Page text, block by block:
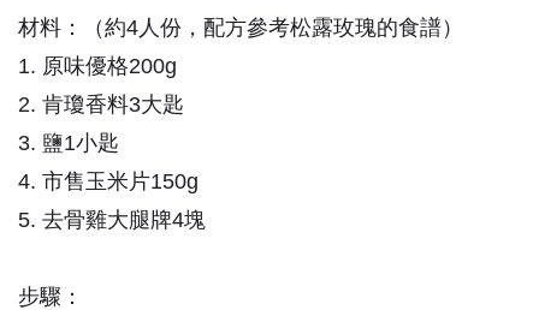
材料：（約4人份，配方參考松露玫瑰的食譜）
1. 原味優格200g
2. 肯瓊香料3大匙
3. 鹽1小匙
4. 市售玉米片150g
5. 去骨雞大腿牌4塊
步驟：